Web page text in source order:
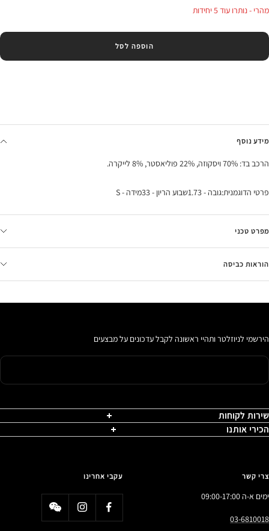
מהרי - נותרו עוד 5 יחידות
הוספה לסל
מידע נוסף
הרכב בד: 70% ויסקוזה, 22% פוליאסטר, 8% לייקרה.
פרטי הדוגמנית:גובה - 1.73שבוע הריון - 33מידה - S
מפרט טכני
הוראות כביסה
הירשמי לניוזלטר ותהיי ראשונה לקבל עדכונים על מבצעים
שירות לקוחות
הכירי אותנו
צרי קשר
ימים א-ה 09:00-17:00
03-6810018
עקבי אחרינו